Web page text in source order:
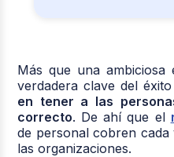
Más que una
verdadera clave del
en tener a las
correcto. De ahí que el
de personal cobren
las organizaciones.